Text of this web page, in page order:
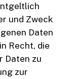
und Zweck
Daten
Recht, die
Daten zu
zur